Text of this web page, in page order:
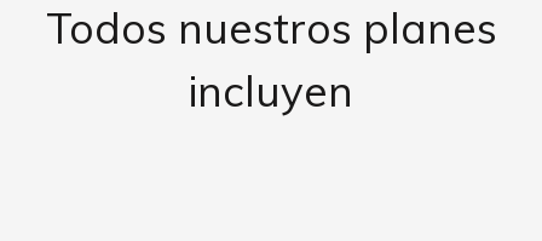
Todos nuestros planes
incluyen